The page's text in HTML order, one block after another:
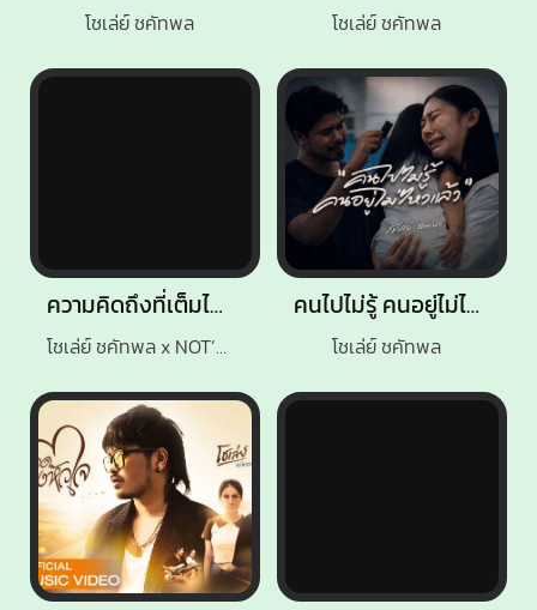
โชเล่ย์ ชคัทพล
ความคิดถึงที่เต็มไปด้วยน้ำตา (Special Version)
โชเล่ย์ ชคัทพล x NOT’TOY
คนไปไม่รู้ คนอยู่ไม่ไหวแล้ว
โชเล่ย์ ชคัทพล
โชเล่ย์ ชคัทพล